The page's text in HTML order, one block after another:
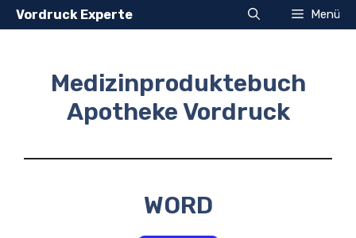
Zum
Inhalt
Vordruck Experte Menü
Medizinproduktebuch
Apotheke Vordruck
WORD